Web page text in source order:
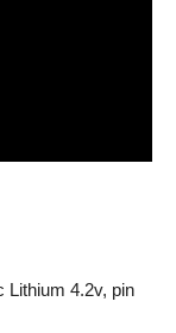
4.2v, pin